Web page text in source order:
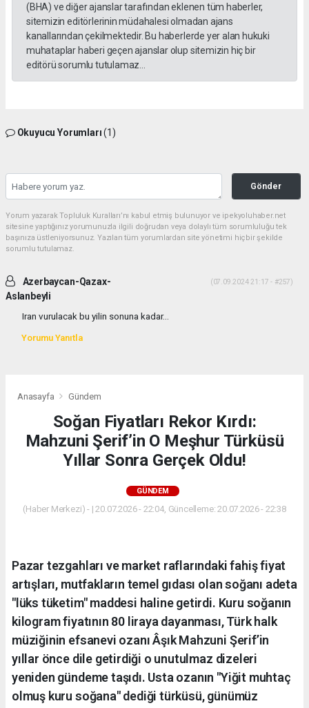
(BHA) ve diğer ajanslar tarafından eklenen tüm haberler,
sitemizin editörlerinin müdahalesi olmadan ajans
kanallarından çekilmektedir. Bu haberlerde yer alan hukuki
muhataplar haberi geçen ajanslar olup sitemizin hiç bir
editörü sorumlu tutulamaz...
Okuyucu Yorumları(1)
Gönder
Yorum yazarak Topluluk Kuralları’nı kabul etmiş bulunuyor ve ipekyoluhaber.net
sitesine yaptığınız yorumunuzla ilgili doğrudan veya dolaylı tüm sorumluluğu tek
başınıza üstleniyorsunuz. Yazılan tüm yorumlardan site yönetimi hiçbir şekilde
sorumlu tutulamaz.
Azerbaycan-Qazax-
Aslanbeyli
(07.09.2024 21:17 - #257)
Iran vurulacak bu yilin sonuna kadar...
Yorumu Yanıtla
Anasayfa Gündem
Soğan Fiyatları Rekor Kırdı:
Mahzuni Şerif’in O Meşhur Türküsü
Yıllar Sonra Gerçek Oldu!
GÜNDEM
(Haber Merkezi) - | 20.07.2026 - 22:04, Güncelleme: 20.07.2026 - 22:38
Pazar tezgahları ve market raflarındaki fahiş fiyat
artışları, mutfakların temel gıdası olan soğanı adeta
"lüks tüketim" maddesi haline getirdi. Kuru soğanın
kilogram fiyatının 80 liraya dayanması, Türk halk
müziğinin efsanevi ozanı Âşık Mahzuni Şerif’in
yıllar önce dile getirdiği o unutulmaz dizeleri
yeniden gündeme taşıdı. Usta ozanın "Yiğit muhtaç
olmuş kuru soğana" dediği türküsü, günümüz